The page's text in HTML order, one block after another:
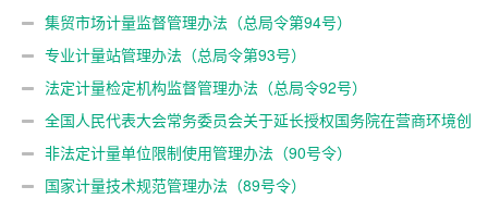
《中华人民共和国计量法》有
集贸市场计量监督管理办法（总局令第94号）
专业计量站管理办法（总局令第93号）
法定计量检定机构监督管理办法（总局令92号）
全国人民代表大会常务委员会关于延长授权国务院在营商环境创
新试点城市暂时调整适用《中华人民共和国计量法》有关规定期限
的决定
非法定计量单位限制使用管理办法（90号令）
国家计量技术规范管理办法（89号令）